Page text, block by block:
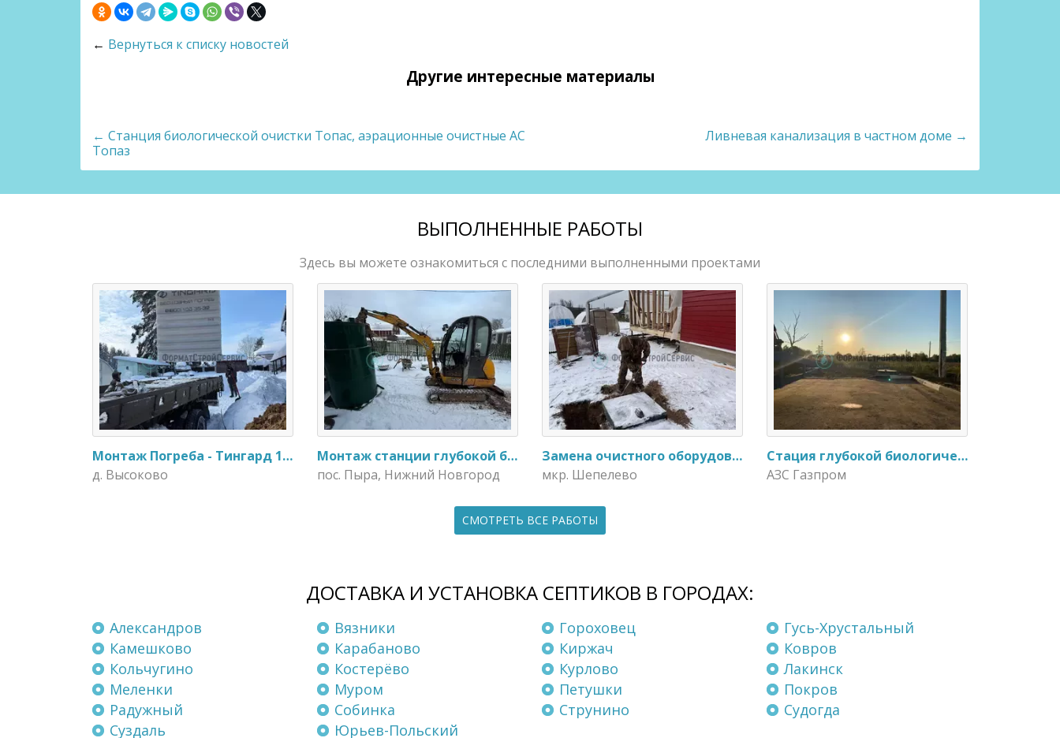
← Вернуться к списку новостей
Другие интересные материалы
← Станция биологической очистки Топас, аэрационные очистные АС
Топаз
Ливневая канализация в частном доме →
ВЫПОЛНЕННЫЕ РАБОТЫ
Здесь вы можете ознакомиться с последними выполненными проектами
Монтаж Погреба - Тингард 1900
д. Высоково
Монтаж станции глубокой биологической очистки ИталБио - 5 с колодцем дренажным для слива воды
пос. Пыра, Нижний Новгород
Замена очистного оборудования Дека - 3 на ЭкоГранд - 6
мкр. Шепелево
Стация глубокой биологической очистки ЕвроЛос- 20
АЗС Газпром
СМОТРЕТЬ ВСЕ РАБОТЫ
ДОСТАВКА И УСТАНОВКА СЕПТИКОВ В ГОРОДАХ:
Александров
Камешково
Кольчугино
Меленки
Радужный
Суздаль
Вязники
Карабаново
Костерёво
Муром
Собинка
Юрьев-Польский
Гороховец
Киржач
Курлово
Петушки
Струнино
Гусь-Хрустальный
Ковров
Лакинск
Покров
Судогда